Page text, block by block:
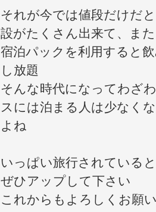
それが今では値段だけだ
設がたくさん出来て、ま
宿泊パックを利用すると
し放題
そんな時代になってわざ
スには泊まる人は少なく
よね
いっぱい旅行されている
ぜひアップして下さい
これからもよろしくお願